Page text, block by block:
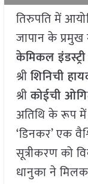
तिरुपति में
जापान के
केमिकल
श्रीशिनिची
श्रीकोईची
अतिथि के रूप में
‘डिनकर’ एक
सूत्रीकरण को
धानुका ने